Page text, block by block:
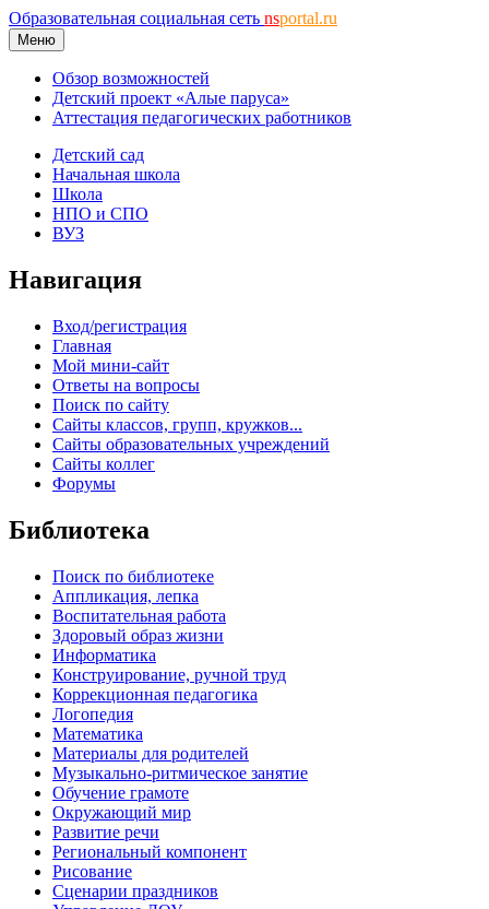
Образовательная социальная сеть nsportal.ru
Меню
Обзор возможностей
Детский проект «Алые паруса»
Аттестация педагогических работников
Детский сад
Начальная школа
Школа
НПО и СПО
ВУЗ
Навигация
Вход/регистрация
Главная
Мой мини-сайт
Ответы на вопросы
Поиск по сайту
Сайты классов, групп, кружков...
Сайты образовательных учреждений
Сайты коллег
Форумы
Библиотека
Поиск по библиотеке
Аппликация, лепка
Воспитательная работа
Здоровый образ жизни
Информатика
Конструирование, ручной труд
Коррекционная педагогика
Логопедия
Математика
Материалы для родителей
Музыкально-ритмическое занятие
Обучение грамоте
Окружающий мир
Развитие речи
Региональный компонент
Рисование
Сценарии праздников